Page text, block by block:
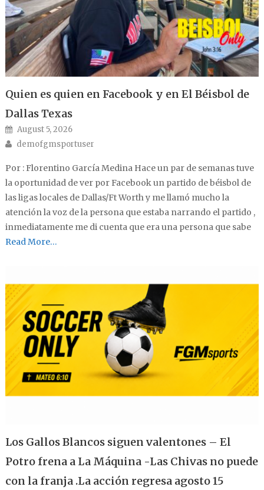
Quien es quien en Facebook y en El Béisbol de
Dallas Texas
Posted on
August 5, 2026
Author
demofgmsportuser
Por : Florentino García Medina Hace un par de semanas tuve
la oportunidad de ver por Facebook un partido de béisbol de
las ligas locales de Dallas/Ft Worth y me llamó mucho la
atención la voz de la persona que estaba narrando el partido ,
inmediatamente me di cuenta que era una persona que sabe
Read More…
Los Gallos Blancos siguen valentones – El
Potro frena a La Máquina -Las Chivas no puede
con la franja .La acción regresa agosto 15